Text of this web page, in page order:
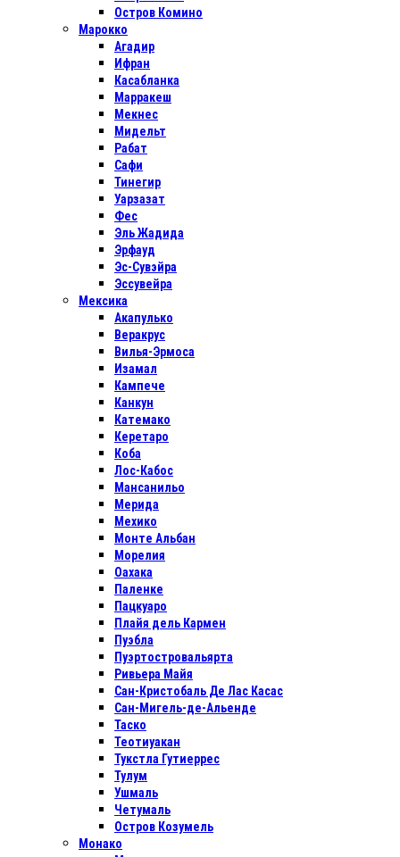
Остров Комино
Марокко
Агадир
Ифран
Касабланка
Марракеш
Мекнес
Мидельт
Рабат
Сафи
Тинегир
Уарзазат
Фес
Эль Жадида
Эрфауд
Эс-Сувэйра
Эссувейра
Мексика
Акапулько
Веракрус
Вилья-Эрмоса
Изамал
Кампече
Канкун
Катемако
Керетаро
Коба
Лос-Кабос
Мансанильо
Мерида
Мехико
Монте Альбан
Морелия
Оахака
Паленке
Пацкуаро
Плайя дель Кармен
Пуэбла
Пуэртостровальярта
Ривьера Майя
Сан-Кристобаль Де Лас Касас
Сан-Мигель-де-Альенде
Таско
Теотиуакан
Тукстла Гутиеррес
Тулум
Ушмаль
Четумаль
Остров Козумель
Монако